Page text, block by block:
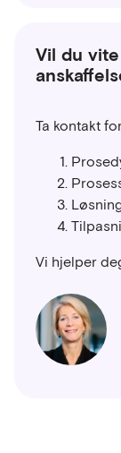
Vil du
Ta kontakt
Vi hjelper